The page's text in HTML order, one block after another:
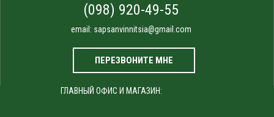
(098) 920-49-55
email: sapsanvinnitsia@gmail.com
ПЕРЕЗВОНИТЕ МНЕ
ГЛАВНЫЙ ОФИС И МАГАЗИН: